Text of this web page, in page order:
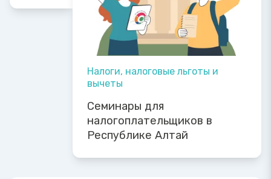
Налоги, налоговые льготы и
вычеты
Семинары для
налогоплательщиков в
Республике Алтай